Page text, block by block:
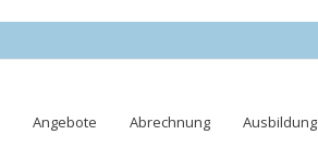
Angebote Abrechnung Ausbildung